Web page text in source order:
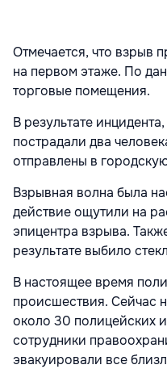
Отмечается, что взрыв
на первом этаже. По
торговые помещения.
В результате
пострадали два
отправлены в
Взрывная волна была
действие ощутили на
эпицентра взрыва.
результате выбило
В настоящее время
происшествия. Сейчас
около 30 полицейских
сотрудники
эвакуировали все